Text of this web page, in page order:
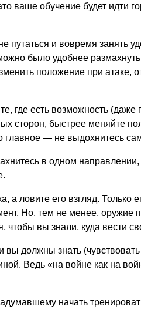
ваше обучение будет идти
путаться и вовремя занять
было удобнее
положение при атаке,
где есть возможность (даже
сторон, быстрее меняйте
главное — не выдохнитесь
в одном направлении,
а ловите его взгляд. Только
Но, тем не менее, оружие
чтобы вы знали, куда вести
вы должны знать
Ведь «на войне как на
начать